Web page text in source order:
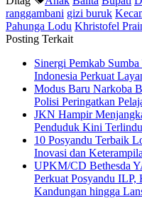
ranggambani gizi buruk
Pahunga Lodu Khristofel
Posting Terkait
Sinergi Pemkab
Indonesia Perkuat
Modus Baru Narkoba
Polisi Peringatkan
JKN Hampir
Penduduk Kini
10 Posyandu Terbaik
Inovasi dan
UPKM/CD Bethesda
Perkuat Posyandu
Kandungan hingga